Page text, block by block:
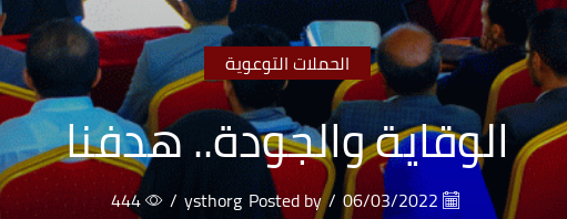
الحملات التوعوية
الوقاية والجودة.. هدفنا
/
Posted by
ysthorg
/
444